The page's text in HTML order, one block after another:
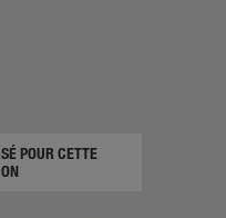
POUR CETTE